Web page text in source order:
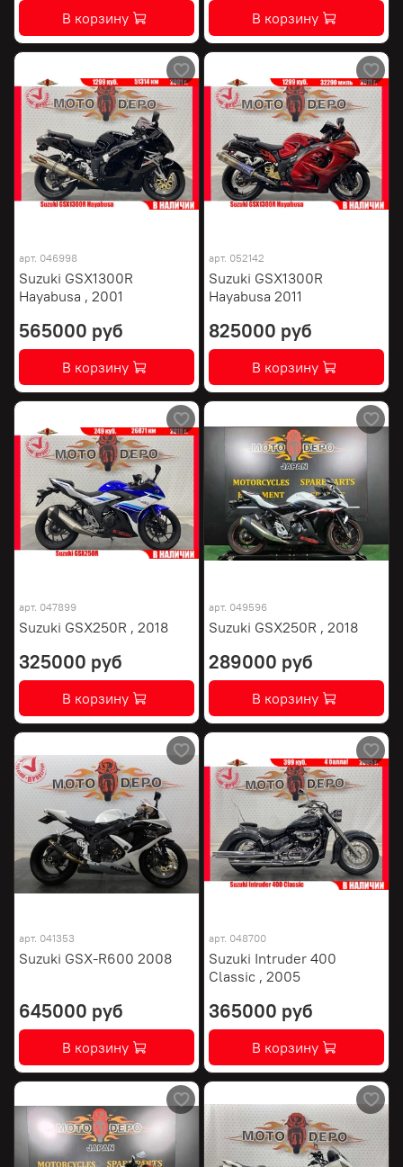
В корзину В корзину
арт. 046998
Suzuki GSX1300R
Hayabusa , 2001
565000 руб
В корзину
арт. 052142
Suzuki GSX1300R
Hayabusa 2011
825000 руб
В корзину
арт. 047899
Suzuki GSX250R , 2018
325000 руб
В корзину
арт. 049596
Suzuki GSX250R , 2018
289000 руб
В корзину
арт. 041353
Suzuki GSX-R600 2008
645000 руб
В корзину
арт. 048700
Suzuki Intruder 400
Classic , 2005
365000 руб
В корзину